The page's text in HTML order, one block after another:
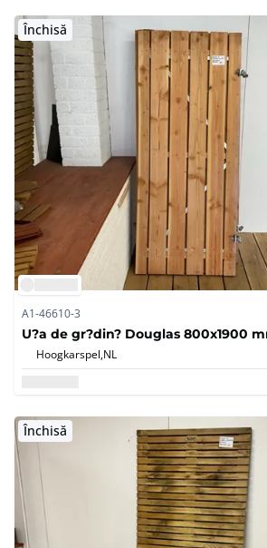
Închisă
A1-46610-3
U?a de gr?din? Douglas 800x1900
Hoogkarspel,NL
Închisă